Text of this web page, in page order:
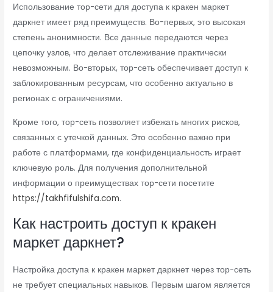
Использование тор-сети для доступа к кракен маркет
даркнет имеет ряд преимуществ. Во-первых, это высокая
степень анонимности. Все данные передаются через
цепочку узлов, что делает отслеживание практически
невозможным. Во-вторых, тор-сеть обеспечивает доступ к
заблокированным ресурсам, что особенно актуально в
регионах с ограничениями.
Кроме того, тор-сеть позволяет избежать многих рисков,
связанных с утечкой данных. Это особенно важно при
работе с платформами, где конфиденциальность играет
ключевую роль. Для получения дополнительной
информации о преимуществах тор-сети посетите
https://takhfifulshifa.com.
Как настроить доступ к кракен
маркет даркнет?
Настройка доступа к кракен маркет даркнет через тор-сеть
не требует специальных навыков. Первым шагом является